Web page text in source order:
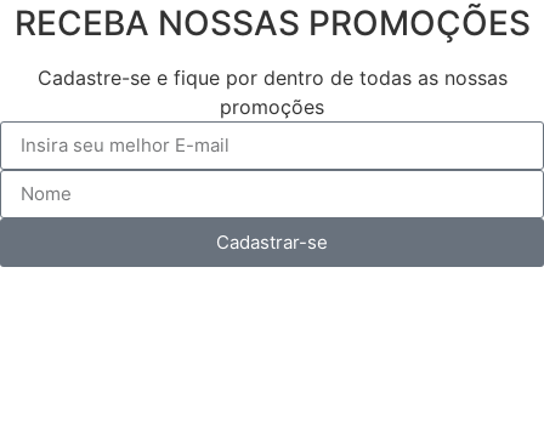
RECEBA NOSSAS PROMOÇÕES
Cadastre-se e fique por dentro de todas as nossas
promoções
Cadastrar-se